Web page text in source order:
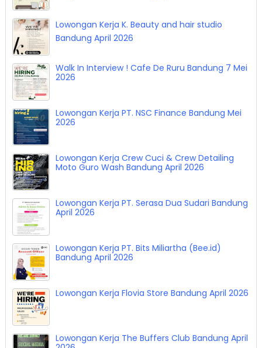
Lowongan Kerja K. Beauty and hair studio
Bandung April 2026
Walk In Interview ! Cafe De Ruru Bandung 7 Mei
2026
Lowongan Kerja PT. NSC Finance Bandung Mei
2026
Lowongan Kerja Crew Cuci & Crew Detailing
Moto Guro Wash Bandung April 2026
Lowongan Kerja PT. Serasa Dua Sudari Bandung
April 2026
Lowongan Kerja PT. Bits Miliartha (Bee.id)
Bandung April 2026
Lowongan Kerja Flovia Store Bandung April 2026
Lowongan Kerja The Buffers Club Bandung April